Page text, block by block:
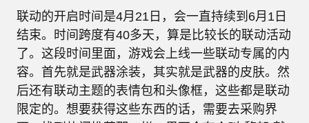
联动的开启时间是4月21日，会一直持续到6月1日
结束。时间跨度有40多天，算是比较长的联动活动
了。这段时间里面，游戏会上线一些联动专属的内
容。首先就是武器涂装，其实就是武器的皮肤。然
后还有联动主题的表情包和头像框，这些都是联动
限定的。想要获得这些东西的话，需要去采购界